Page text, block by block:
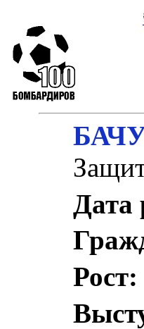
БАЧУ
Дата
Рост: